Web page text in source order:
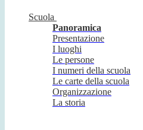
Scuola
Panoramica
Presentazione
I luoghi
Le persone
I numeri della scuola
Le carte della scuola
Organizzazione
La storia